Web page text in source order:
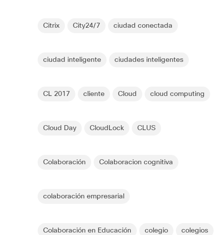
Citrix City24/7 ciudad conectada
ciudad inteligente ciudades inteligentes
CL 2017 cliente Cloud cloud computing
Cloud Day CloudLock CLUS
Colaboración Colaboracion cognitiva
colaboración empresarial
Colaboración en Educación colegio colegios